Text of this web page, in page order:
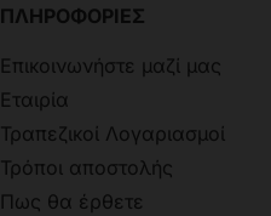
ΠΛΗΡΟΦΟΡΙΕΣ
Επικοινωνήστε μαζί μας
Εταιρία
Τραπεζικοί Λογαριασμοί
Τρόποι αποστολής
Πως θα έρθετε